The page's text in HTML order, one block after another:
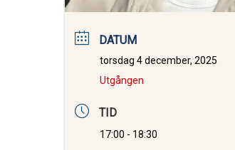
DATUM
torsdag 4 december, 2025
Utgången
TID
17:00 - 18:30